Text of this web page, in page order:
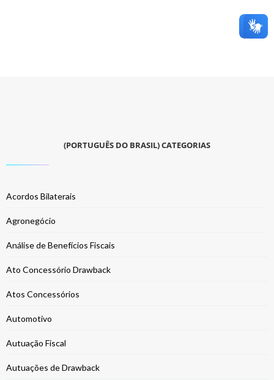
(PORTUGUÊS DO BRASIL) CATEGORIAS
Acordos Bilaterais
Agronegócio
Análise de Benefícios Fiscais
Ato Concessório Drawback
Atos Concessórios
Automotivo
Autuação Fiscal
Autuações de Drawback